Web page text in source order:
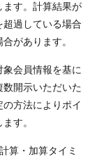
ます。計算結果が
過している場合
があります。
会員情報を基に
開示いただいた
方法によりポイ
す。
算・加算タイミ